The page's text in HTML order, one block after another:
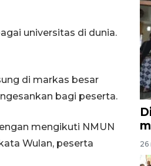
universitas di dunia.
di markas besar
bagi peserta.
mengikuti NMUN
Wulan, peserta
26